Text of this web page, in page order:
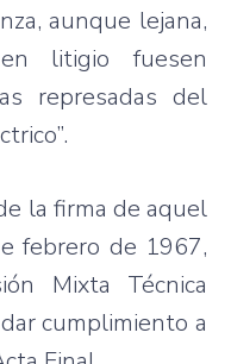
aunque lejana,
litigio fuesen
represadas del
la firma de aquel
febrero de 1967,
Mixta Técnica
cumplimiento a